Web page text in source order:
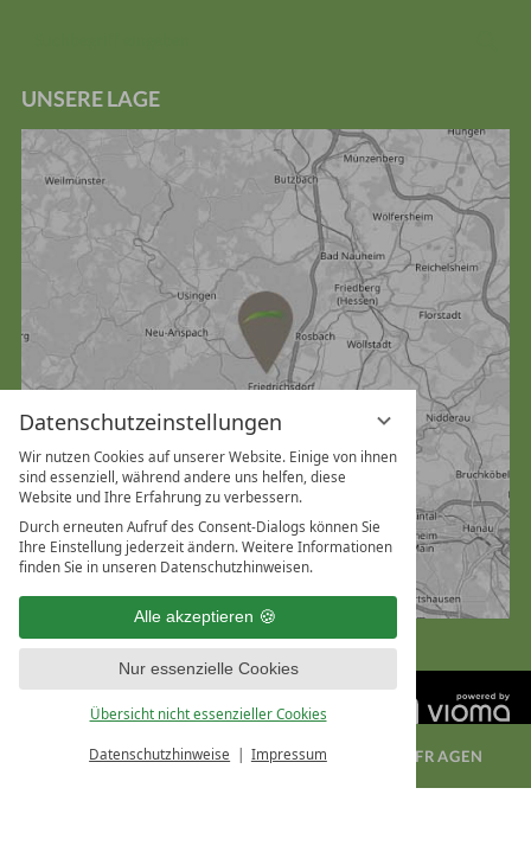
Datenschutzeinstellungen
Wir nutzen Cookies auf unserer Website. Einige von ihnen
sind essenziell, während andere uns helfen, diese
Website und Ihre Erfahrung zu verbessern.
Durch erneuten Aufruf des Consent-Dialogs können Sie
Ihre Einstellung jederzeit ändern. Weitere Informationen
finden Sie in unseren Datenschutzhinweisen.
Alle akzeptieren
Nur essenzielle Cookies
Übersicht nicht essenzieller Cookies
Datenschutzhinweise Impressum
ZIMMER BUCHEN TAGUNG ANFRAGEN
UNSERE LAGE